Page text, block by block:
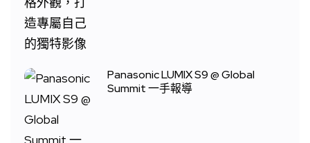
Panasonic LUMIX S9 @ Global
Summit 一手報導